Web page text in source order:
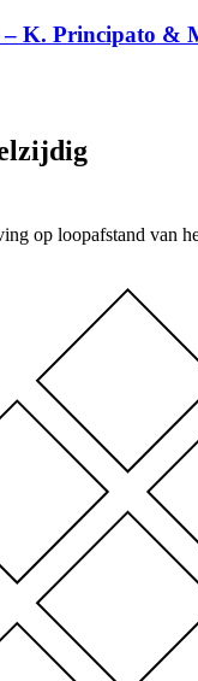
K. Principato &
op loopafstand van